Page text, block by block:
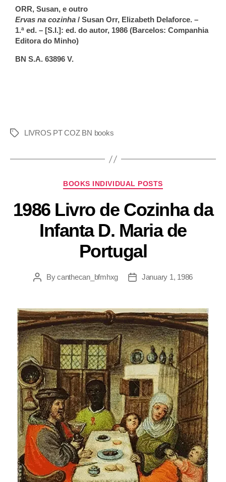
ORR, Susan, e outro
Ervas na cozinha / Susan Orr, Elizabeth Delaforce. –
1.ª ed. – [S.I.]: ed. do autor, 1986 (Barcelos: Companhia
Editora do Minho)
BN S.A. 63896 V.
LIVROS PT COZ BN books
BOOKS INDIVIDUAL POSTS
1986 Livro de Cozinha da
Infanta D. Maria de
Portugal
Bycanthecan_bfmhxg January 1, 1986